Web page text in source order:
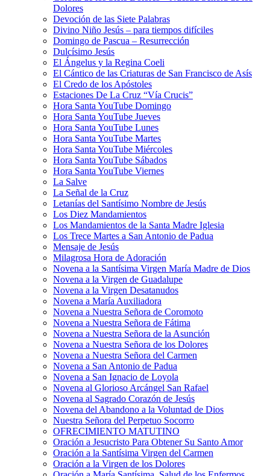
Dolores
Devoción de las Siete Palabras
Divino Niño Jesús – para tiempos difíciles
Domingo de Pascua – Resurrección
Dulcísimo Jesús
El Ángelus y la Regina Coeli
El Cántico de las Criaturas de San Francisco de Asís
El Credo de los Apóstoles
Estaciones De La Cruz “Vía Crucis”
Hora Santa YouTube Domingo
Hora Santa YouTube Jueves
Hora Santa YouTube Lunes
Hora Santa YouTube Martes
Hora Santa YouTube Miércoles
Hora Santa YouTube Sábados
Hora Santa YouTube Viernes
La Salve
La Señal de la Cruz
Letanías del Santísimo Nombre de Jesús
Los Diez Mandamientos
Los Mandamientos de la Santa Madre Iglesia
Los Trece Martes a San Antonio de Padua
Mensaje de Jesús
Milagrosa Hora de Adoración
Novena a la Santísima Virgen María Madre de Dios
Novena a la Virgen de Guadalupe
Novena a la Virgen Desatanudos
Novena a María Auxiliadora
Novena a Nuestra Señora de Coromoto
Novena a Nuestra Señora de Fátima
Novena a Nuestra Señora de la Asunción
Novena a Nuestra Señora de los Dolores
Novena a Nuestra Señora del Carmen
Novena a San Antonio de Padua
Novena a San Ignacio de Loyola
Novena al Glorioso Arcángel San Rafael
Novena al Sagrado Corazón de Jesús
Novena del Abandono a la Voluntad de Dios
Nuestra Señora del Perpetuo Socorro
OFRECIMIENTO MATUTINO
Oración a Jesucristo Para Obtener Su Santo Amor
Oración a la Santísima Virgen del Carmen
Oración a la Virgen de los Dolores